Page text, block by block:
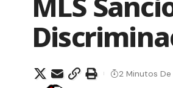
2 Minutos